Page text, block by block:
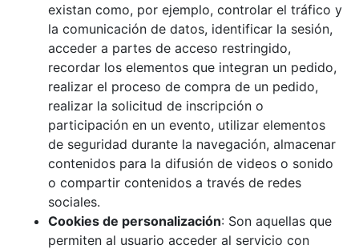
existan como, por ejemplo, controlar el tráfico y
la comunicación de datos, identificar la sesión,
acceder a partes de acceso restringido,
recordar los elementos que integran un pedido,
realizar el proceso de compra de un pedido,
realizar la solicitud de inscripción o
participación en un evento, utilizar elementos
de seguridad durante la navegación, almacenar
contenidos para la difusión de videos o sonido
o compartir contenidos a través de redes
sociales.
Cookies de personalización: Son aquellas que
permiten al usuario acceder al servicio con